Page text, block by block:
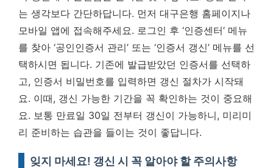
는 생각보다 간단하답니다. 먼저 대구은행 홈페이지나
모바일 앱에 접속해주세요. 로그인 후 ‘인증센터’ 메뉴
를 찾아 ‘공인인증서 관리’ 또는 ‘인증서 갱신’ 메뉴를 선
택하시면 됩니다. 기존에 발급받았던 인증서를 선택하
고, 인증서 비밀번호를 입력하면 갱신 절차가 시작돼
요. 이때, 갱신 가능한 기간을 꼭 확인하는 것이 중요해
요. 보통 만료일 30일 전부터 갱신이 가능하니, 미리미
리 준비하는 습관을 들이는 것이 좋답니다.
잊지 마세요! 갱신 시 꼭 알아야 할 주의사항